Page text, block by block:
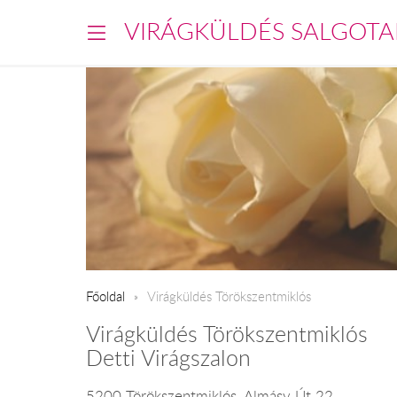
VIRÁGKÜLDÉS
Főoldal Virágküldés Törökszentmiklós
Virágküldés Törökszentmiklós
Detti Virágszalon